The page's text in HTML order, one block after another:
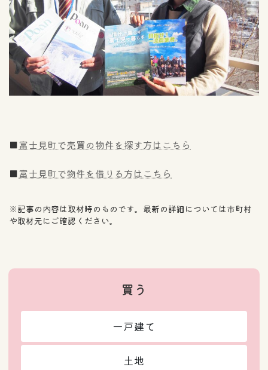
■富士見町で売買の物件を探す方はこちら
■富士見町で物件を借りる方はこちら
※記事の内容は取材時のものです。最新の詳細については市町村
や取材元にご確認ください。
買う
一戸建て
土地